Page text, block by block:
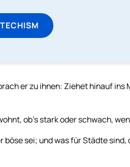
er zu ihnen: Ziehet hinauf
ob’s stark oder schwach,
böse sei; und was für Städte